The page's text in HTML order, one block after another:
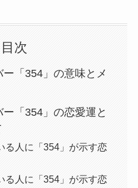
目次
「354」の意味とメ
「354」の恋愛運と
る人に「354」が示す恋
る人に「354」が示す恋